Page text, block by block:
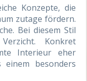
Konzepte, die
zutage fördern.
Bei diesem Stil
Konkret
Interieur eher
besonders